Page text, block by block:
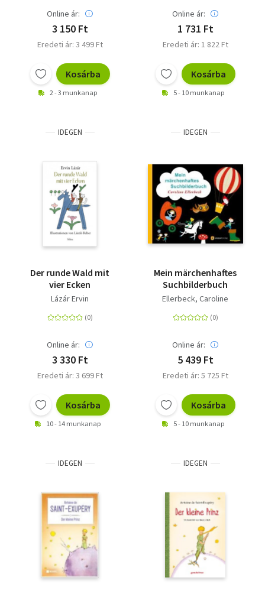
Kalender
Ajándékutalványok
Adomány
Online ár:
3 150 Ft
Eredeti ár: 3 499 Ft
Kosárba
2 - 3 munkanap
Online ár:
1 731 Ft
Eredeti ár: 1 822 Ft
Kosárba
5 - 10 munkanap
IDEGEN
Der runde Wald mit
vier Ecken
Lázár Ervin
Online ár:
3 330 Ft
Eredeti ár: 3 699 Ft
Kosárba
10 - 14 munkanap
IDEGEN
Mein märchenhaftes
Suchbilderbuch
Ellerbeck, Caroline
Online ár:
5 439 Ft
Eredeti ár: 5 725 Ft
Kosárba
5 - 10 munkanap
IDEGEN IDEGEN